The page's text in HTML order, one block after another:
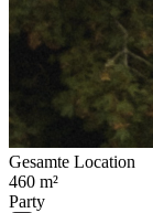
Gesamte Location
460 m²
Party